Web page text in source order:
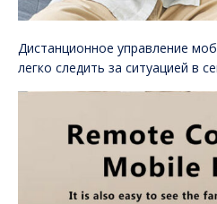
Дистанционное управление
легко следить за ситуацией в